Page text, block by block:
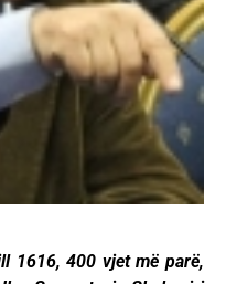
1616, 400 vjet më parë,